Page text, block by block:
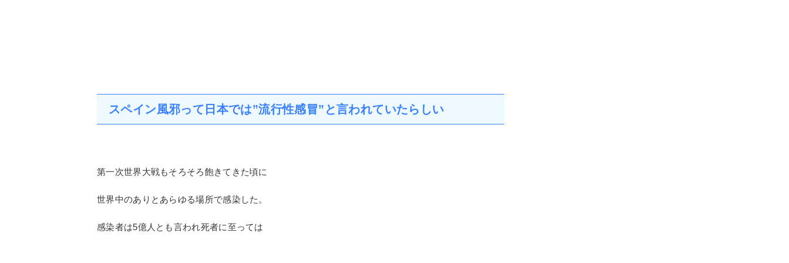
スペイン風邪って日本では”流行性感冒”と言われていたらしい
第一次世界大戦もそろそろ飽きてきた頃に
世界中のありとあらゆる場所で感染した。
感染者は5億人とも言われ死者に至っては